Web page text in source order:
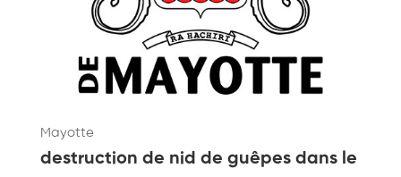
Mayotte
destruction de nid de guêpes dans le